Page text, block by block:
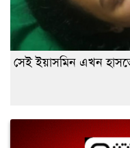
সেই ইয়াসমিন এখন